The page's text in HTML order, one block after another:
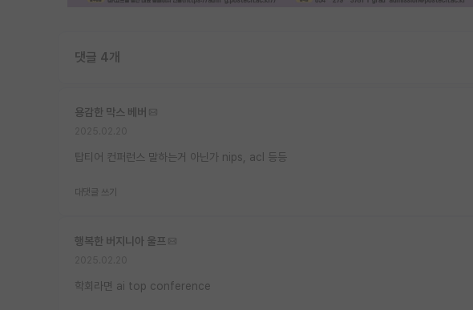
댓글 4개
용감한 막스 베버
탑티어 컨퍼런스 말하는거 아닌가 nips, acl 등등
대댓글 쓰기
행복한 버지니아 울프
학회라면 ai top conference